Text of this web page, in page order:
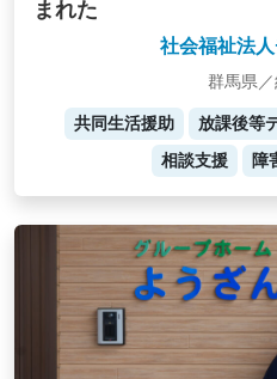
まれた
社会福祉法
群馬県
共同生活援助 放課後等
相談支援
障